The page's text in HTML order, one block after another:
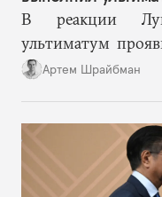
В реакции
ультиматум
вероятный
надежность России
Артем Шрайбман